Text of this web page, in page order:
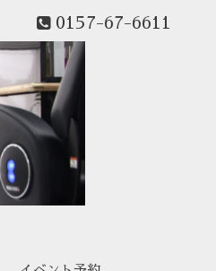
0157-67-6611